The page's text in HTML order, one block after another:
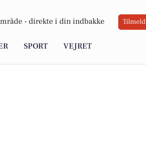
- direkte i din indbakke Tilmeld
SPORT VEJRET